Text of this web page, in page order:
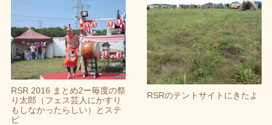
RSR 2016 まとめ2ー毎度の祭
り太郎（フェス芸人にかすり
もしなかったらしい）とステ
ピ
RSRのテントサイトにきたよ